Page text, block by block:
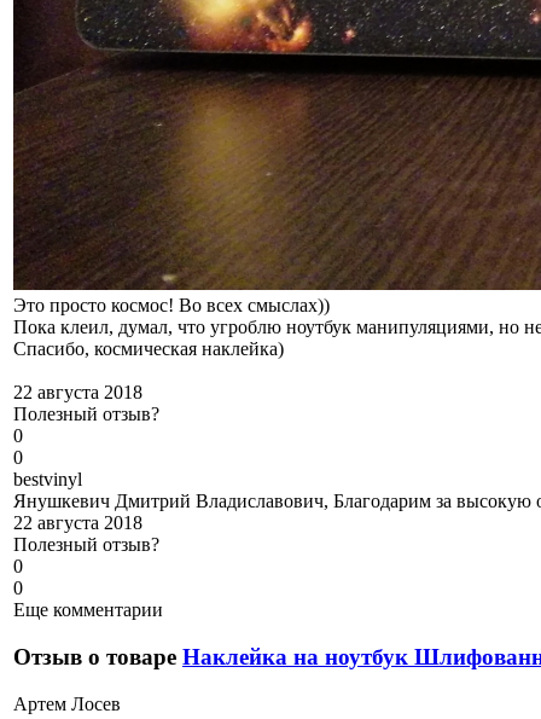
Это просто космос! Во всех смыслах))
Пока клеил, думал, что угроблю ноутбук манипуляциями, но
Спасибо, космическая наклейка)
22 августа 2018
Полезный отзыв?
0
0
bestvinyl
Янушкевич Дмитрий Владиславович, Благодарим за
22 августа 2018
Полезный отзыв?
0
0
Еще комментарии
Отзыв о товаре Наклейка на ноутбук
Артем Лосев